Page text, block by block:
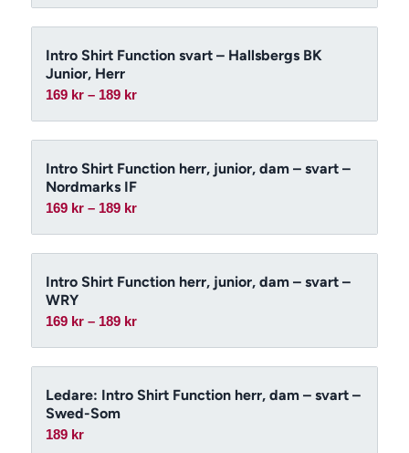
till
209 kr
Intro Shirt Function svart – Hallsbergs BK
Junior, Herr
169 kr – 189 krPrisintervall:
till
Intro Shirt Function herr, junior, dam – svart –
Nordmarks IF
169 kr – 189 krPrisintervall:
till
Intro Shirt Function herr, junior, dam – svart –
WRY
169 kr – 189 krPrisintervall:
till
Ledare: Intro Shirt Function herr, dam – svart –
Swed-Som
189 kr